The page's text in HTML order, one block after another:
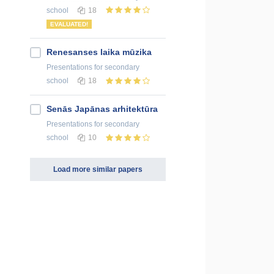
school
18
EVALUATED!
Renesanses laika mūzika
Presentations for secondary
school
18
Senās Japānas arhitektūra
Presentations for secondary
school
10
Load more similar papers